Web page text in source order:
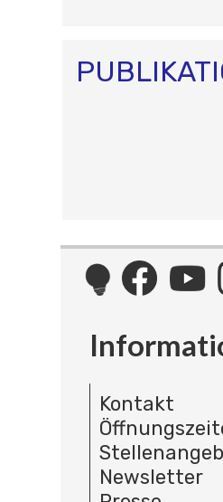
Kontakt
Newsletter